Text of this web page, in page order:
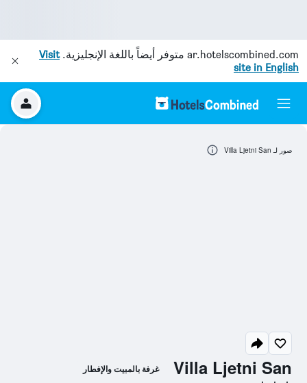
ar.hotelscombined.com متوفر أيضاً باللغة الإنجليزية.Visit
site in English
Villa Ljetni San غرفة بالمبيت والإفطار
صور لـ Villa Ljetni San